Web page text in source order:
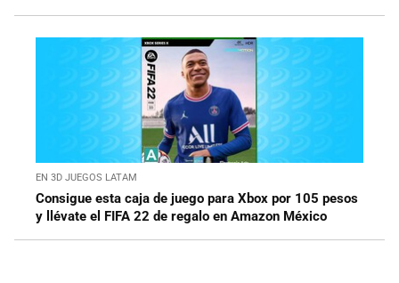
EN 3D JUEGOS LATAM
Consigue esta caja de juego para Xbox por 105 pesos
y llévate el FIFA 22 de regalo en Amazon México